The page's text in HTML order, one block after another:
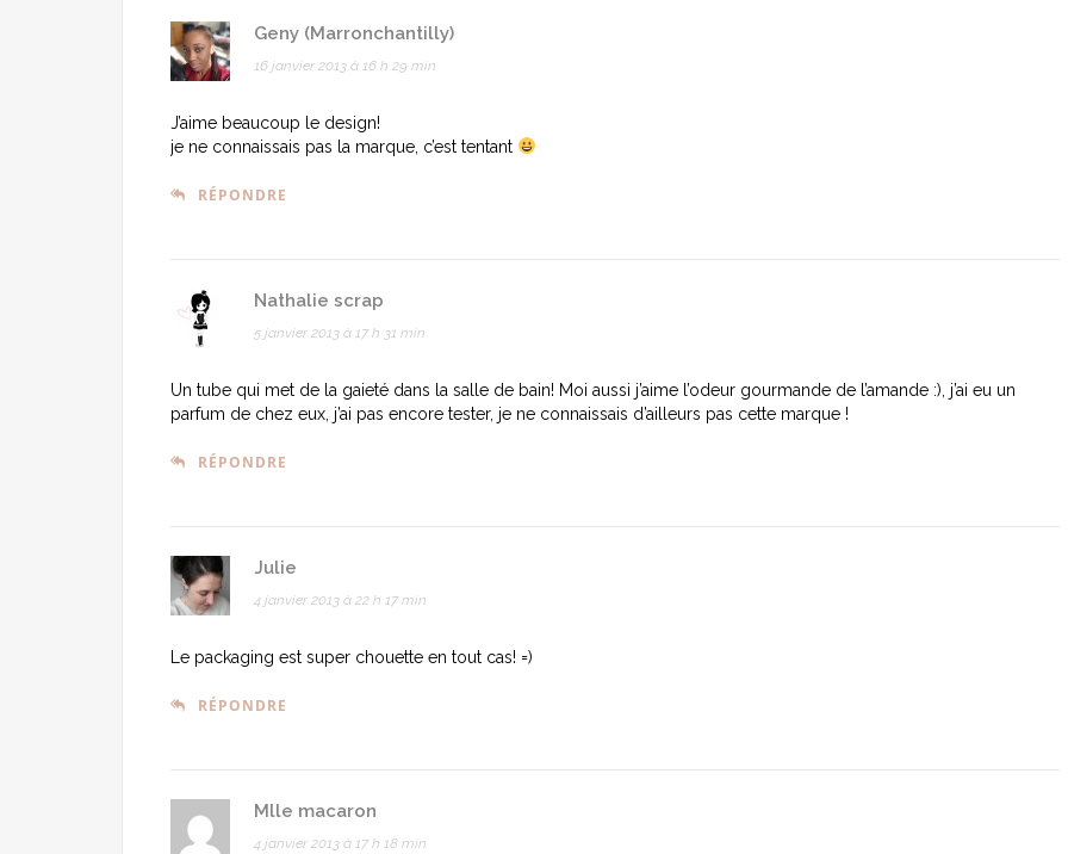
Geny (Marronchantilly)
16 janvier 2013 à 16 h 29 min
J’aime beaucoup le design!
je ne connaissais pas la marque, c’est tentant
RÉPONDRE
Nathalie scrap
5 janvier 2013 à 17 h 31 min
Un tube qui met de la gaieté dans la salle de bain! Moi aussi j’aime l’odeur gourmande de l’amande :), j’ai eu un
parfum de chez eux, j’ai pas encore tester, je ne connaissais d’ailleurs pas cette marque !
RÉPONDRE
Julie
4 janvier 2013 à 22 h 17 min
Le packaging est super chouette en tout cas! =)
RÉPONDRE
Mlle macaron
4 janvier 2013 à 17 h 18 min